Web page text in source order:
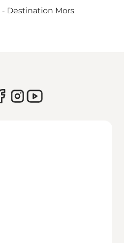
Destination Mors